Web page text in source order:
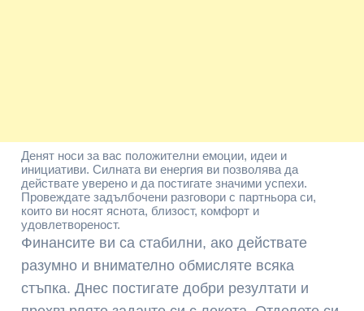
Денят носи за вас положителни емоции, идеи и
инициативи. Силната ви енергия ви позволява да
действате уверено и да постигате значими успехи.
Провеждате задълбочени разговори с партньора си,
които ви носят яснота, близост, комфорт и
удовлетвореност.
Финансите ви са стабилни, ако действате
разумно и внимателно обмисляте всяка
стъпка. Днес постигате добри резултати и